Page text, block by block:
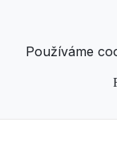
Používáme